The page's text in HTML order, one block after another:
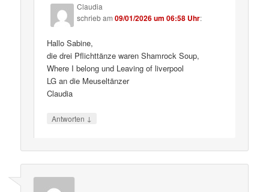
Claudia
schriebam09/01/2026 um 06:58 Uhr:
Hallo Sabine,
die drei Pflichttänze waren Shamrock Soup,
Where I belong und Leaving of liverpool
LG an die Meuseltänzer
Claudia
Antworten ↓